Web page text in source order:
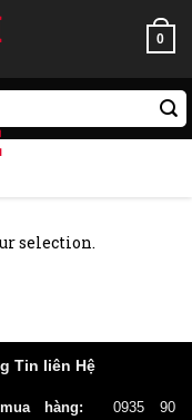
0
selection.
Tin liên Hệ
hàng:
0935 90